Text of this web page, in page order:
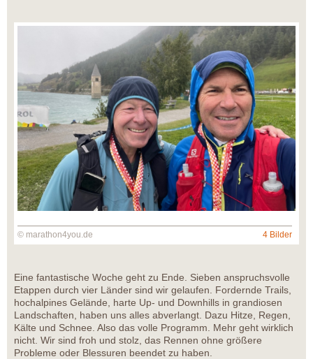
© marathon4you.de 4 Bilder
Eine fantastische Woche geht zu Ende. Sieben anspruchsvolle
Etappen durch vier Länder sind wir gelaufen. Fordernde Trails,
hochalpines Gelände, harte Up- und Downhills in grandiosen
Landschaften, haben uns alles abverlangt. Dazu Hitze, Regen,
Kälte und Schnee. Also das volle Programm. Mehr geht wirklich
nicht. Wir sind froh und stolz, das Rennen ohne größere
Probleme oder Blessuren beendet zu haben.